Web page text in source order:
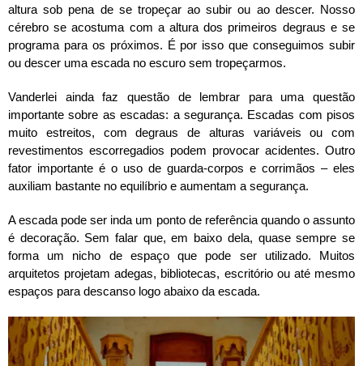
altura sob pena de se tropeçar ao subir ou ao descer. Nosso
cérebro se acostuma com a altura dos primeiros degraus e se
programa para os próximos. É por isso que conseguimos subir
ou descer uma escada no escuro sem tropeçarmos.
Vanderlei ainda faz questão de lembrar para uma questão
importante sobre as escadas: a segurança. Escadas com pisos
muito estreitos, com degraus de alturas variáveis ou com
revestimentos escorregadios podem provocar acidentes. Outro
fator importante é o uso de guarda-corpos e corrimãos – eles
auxiliam bastante no equilíbrio e aumentam a segurança.
A escada pode ser inda um ponto de referência quando o assunto
é decoração. Sem falar que, em baixo dela, quase sempre se
forma um nicho de espaço que pode ser utilizado. Muitos
arquitetos projetam adegas, bibliotecas, escritório ou até mesmo
espaços para descanso logo abaixo da escada.